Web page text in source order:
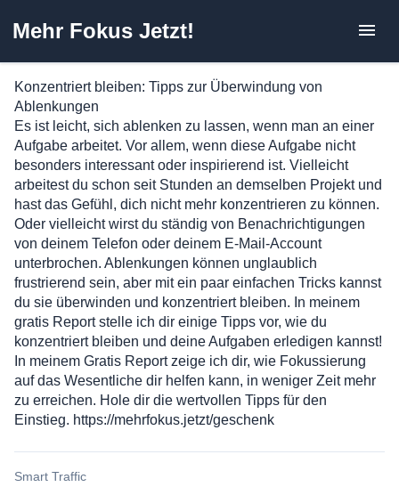
Inhalt
Mehr Fokus Jetzt!
Konzentriert bleiben: Tipps zur Überwindung von
Ablenkungen
Es ist leicht, sich ablenken zu lassen, wenn man an einer
Aufgabe arbeitet. Vor allem, wenn diese Aufgabe nicht
besonders interessant oder inspirierend ist. Vielleicht
arbeitest du schon seit Stunden an demselben Projekt und
hast das Gefühl, dich nicht mehr konzentrieren zu können.
Oder vielleicht wirst du ständig von Benachrichtigungen
von deinem Telefon oder deinem E-Mail-Account
unterbrochen. Ablenkungen können unglaublich
frustrierend sein, aber mit ein paar einfachen Tricks kannst
du sie überwinden und konzentriert bleiben. In meinem
gratis Report stelle ich dir einige Tipps vor, wie du
konzentriert bleiben und deine Aufgaben erledigen kannst!
In meinem Gratis Report zeige ich dir, wie Fokussierung
auf das Wesentliche dir helfen kann, in weniger Zeit mehr
zu erreichen. Hole dir die wertvollen Tipps für den
Einstieg. https://mehrfokus.jetzt/geschenk
Smart Traffic